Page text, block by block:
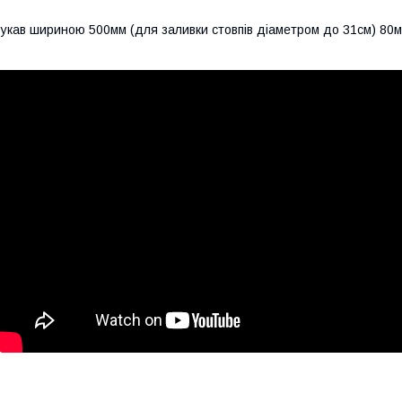
шириною 500мм (для заливки стовпів діаметром до 31см)